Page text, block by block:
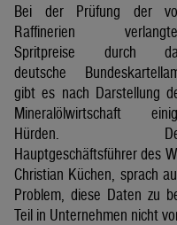
Bei der Prüfung der
Raffinerien
Spritpreise durch
deutsche
gibt es nach Darstellung
Mineralölwirtschaft
Hürden.
Hauptgeschäftsführer des
Christian Küchen, sprach
Problem, diese Daten zu
Teil in Unternehmen nicht